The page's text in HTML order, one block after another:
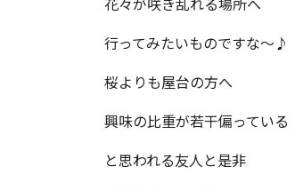
花々が咲き乱れる場所へ
行ってみたいものですな～♪
桜よりも屋台の方へ
興味の比重が若干偏っている
と思われる友人と是非